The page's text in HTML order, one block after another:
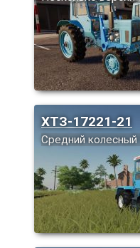
ХТЗ-17221-21
Средний колесный